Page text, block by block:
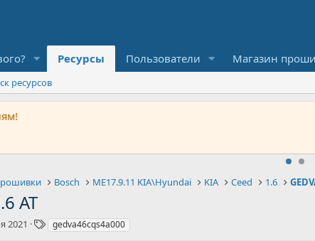
Ресурсы Пользователи Магазин
ресурсов
автоматическая оплата не работает. Для
Bosch ME17.9.11 KIA\Hyundai KIA Ceed 1.6
AT
2021
Тgedva46cqs4a000